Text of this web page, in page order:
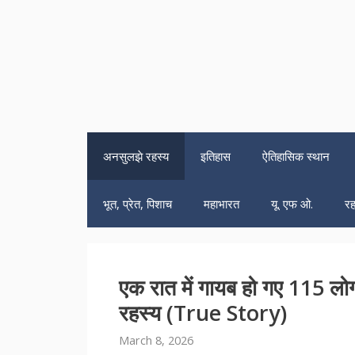
अनसुलझे रहस्य इतिहास ऐतिहासिक स्थान
भूत, प्रेत, पिशाच महाभारत यू. एफ ओ.
एक रात में गायब हो गए 115
रहस्य (True Story)
March 8, 2026